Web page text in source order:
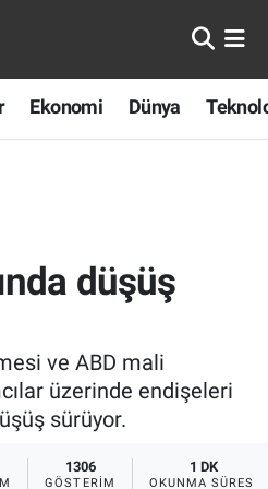
Ekonomi Dünya
düşüş
ve ABD mali
üzerinde endişeleri
sürüyor.
1306
GÖSTERIM
1 DK
OKUNMA SÜRESI
ve Fikstür